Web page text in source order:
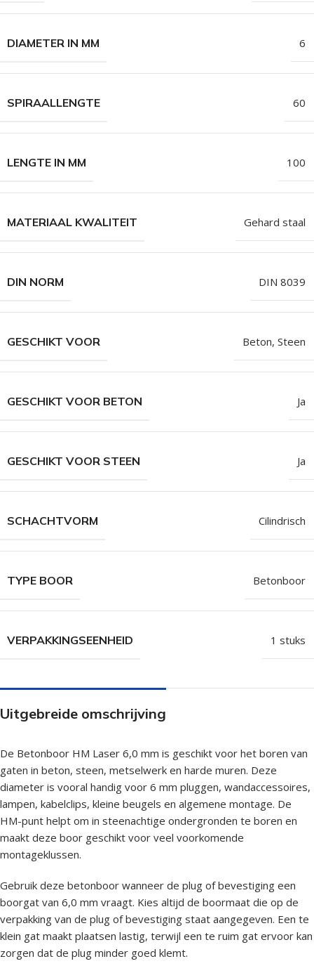
DIAMETER IN MM 6
SPIRAALLENGTE 60
LENGTE IN MM 100
MATERIAAL KWALITEIT Gehard staal
DIN NORM DIN 8039
GESCHIKT VOOR Beton, Steen
GESCHIKT VOOR BETON Ja
GESCHIKT VOOR STEEN Ja
SCHACHTVORM Cilindrisch
TYPE BOOR Betonboor
VERPAKKINGSEENHEID 1 stuks
Uitgebreide omschrijving
De Betonboor HM Laser 6,0 mm is geschikt voor het boren van
gaten in beton, steen, metselwerk en harde muren. Deze
diameter is vooral handig voor 6 mm pluggen, wandaccessoires,
lampen, kabelclips, kleine beugels en algemene montage. De
HM-punt helpt om in steenachtige ondergronden te boren en
maakt deze boor geschikt voor veel voorkomende
montageklussen.
Gebruik deze betonboor wanneer de plug of bevestiging een
boorgat van 6,0 mm vraagt. Kies altijd de boormaat die op de
verpakking van de plug of bevestiging staat aangegeven. Een te
klein gat maakt plaatsen lastig, terwijl een te ruim gat ervoor kan
zorgen dat de plug minder goed klemt.